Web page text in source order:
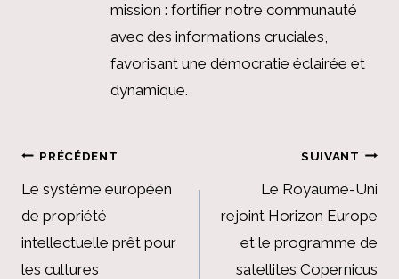
mission : fortifier notre communauté
avec des informations cruciales,
favorisant une démocratie éclairée et
dynamique.
Navigation
de
l’article
PRÉCÉDENT
Le système européen
de propriété
intellectuelle prêt pour
les cultures
SUIVANT
Le Royaume-Uni
rejoint Horizon Europe
et le programme de
satellites Copernicus